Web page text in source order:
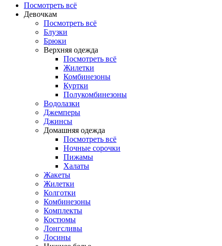
Посмотреть всё
Девочкам
Посмотреть всё
Блузки
Брюки
Верхняя одежда
Посмотреть всё
Жилетки
Комбинезоны
Куртки
Полукомбинезоны
Водолазки
Джемперы
Джинсы
Домашняя одежда
Посмотреть всё
Ночные сорочки
Пижамы
Халаты
Жакеты
Жилетки
Колготки
Комбинезоны
Комплекты
Костюмы
Лонгсливы
Лосины